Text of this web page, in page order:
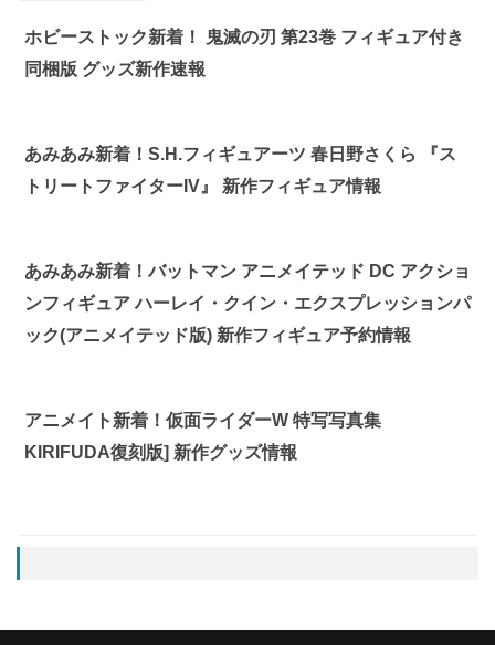
ホビーストック新着！ 鬼滅の刃 第23巻 フィギュア付き
同梱版 グッズ新作速報
あみあみ新着！S.H.フィギュアーツ 春日野さくら 『ス
トリートファイターIV』 新作フィギュア情報
あみあみ新着！バットマン アニメイテッド DC アクショ
ンフィギュア ハーレイ・クイン・エクスプレッションパ
ック(アニメイテッド版) 新作フィギュア予約情報
アニメイト新着！仮面ライダーW 特写写真集
KIRIFUDA復刻版] 新作グッズ情報